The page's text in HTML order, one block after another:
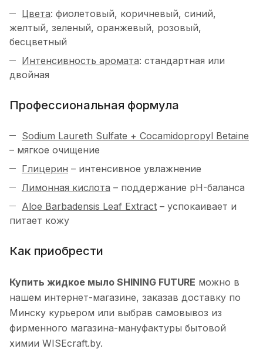
Цвета: фиолетовый, коричневый, синий,
желтый, зеленый, оранжевый, розовый,
бесцветный
Интенсивность аромата: стандартная или
двойная
Профессиональная формула
Sodium Laureth Sulfate + Cocamidopropyl Betaine
– мягкое очищение
Глицерин – интенсивное увлажнение
Лимонная кислота – поддержание pH-баланса
Aloe Barbadensis Leaf Extract – успокаивает и
питает кожу
Как приобрести
Купить жидкое мыло SHINING FUTURE можно в
нашем интернет-магазине, заказав доставку по
Минску курьером или выбрав самовывоз из
фирменного магазина-мануфактуры бытовой
химии WISEcraft.by.